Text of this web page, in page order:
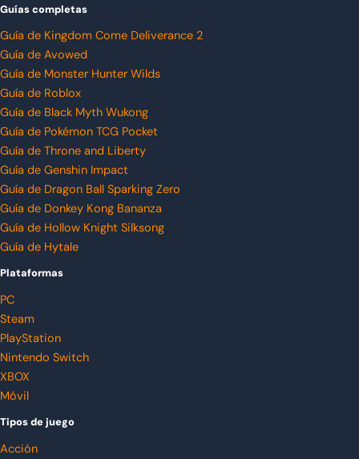
Guías completas
Guía de Kingdom Come Deliverance 2
Guía de Avowed
Guía de Monster Hunter Wilds
Guía de Roblox
Guía de Black Myth Wukong
Guía de Pokémon TCG Pocket
Guía de Throne and Liberty
Guía de Genshin Impact
Guía de Dragon Ball Sparking Zero
Guía de Donkey Kong Bananza
Guía de Hollow Knight Silksong
Guía de Hytale
Plataformas
PC
Steam
PlayStation
Nintendo Switch
XBOX
Móvil
Tipos de juego
Acción